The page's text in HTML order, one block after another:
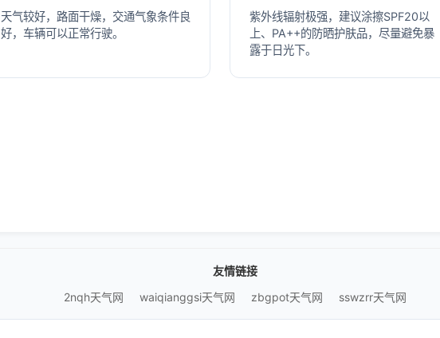
天气较好，路面干燥，交通气象条件良
好，车辆可以正常行驶。
紫外线辐射极强，建议涂擦SPF20以
上、PA++的防晒护肤品，尽量避免暴
露于日光下。
友情链接
2nqh天气网
waiqianggsi天气网 zbgpot天气网 sswzrr天气网